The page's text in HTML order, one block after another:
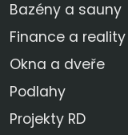
Bazény a sauny
Finance a reality
Okna a dveře
Podlahy
Projekty RD